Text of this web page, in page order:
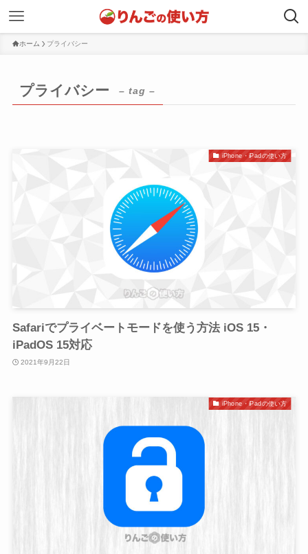
ホーム プライバシー
プライバシー – tag –
iPhone・iPadの使い方
Safariでプライベートモードを使う方法 iOS 15・
iPadOS 15対応
2021年9月22日
iPhone・iPadの使い方